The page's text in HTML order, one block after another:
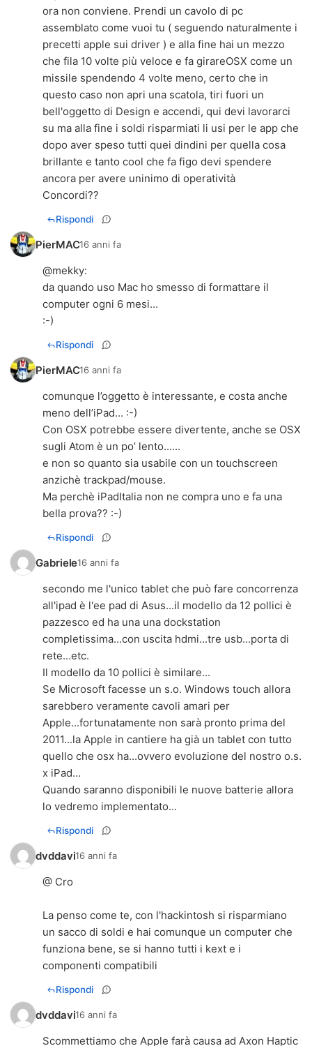
ora non conviene. Prendi un cavolo di pc
assemblato come vuoi tu ( seguendo naturalmente i
precetti apple sui driver ) e alla fine hai un mezzo
che fila 10 volte più veloce e fa girareOSX come un
missile spendendo 4 volte meno, certo che in
questo caso non apri una scatola, tiri fuori un
bell'oggetto di Design e accendi, qui devi lavorarci
su ma alla fine i soldi risparmiati li usi per le app che
dopo aver speso tutti quei dindini per quella cosa
brillante e tanto cool che fa figo devi spendere
ancora per avere uninimo di operatività
Concordi??
Rispondi
PierMAC16 anni fa
@mekky:
da quando uso Mac ho smesso di formattare il
computer ogni 6 mesi...
:-)
Rispondi
PierMAC16 anni fa
comunque l’oggetto è interessante, e costa anche
meno dell’iPad... :-)
Con OSX potrebbe essere divertente, anche se OSX
sugli Atom è un po’ lento......
e non so quanto sia usabile con un touchscreen
anzichè trackpad/mouse.
Ma perchè iPadItalia non ne compra uno e fa una
bella prova?? :-)
Rispondi
Gabriele16 anni fa
secondo me l'unico tablet che può fare concorrenza
all'ipad è l'ee pad di Asus...il modello da 12 pollici è
pazzesco ed ha una una dockstation
completissima...con uscita hdmi...tre usb...porta di
rete...etc.
Il modello da 10 pollici è similare...
Se Microsoft facesse un s.o. Windows touch allora
sarebbero veramente cavoli amari per
Apple...fortunatamente non sarà pronto prima del
2011...la Apple in cantiere ha già un tablet con tutto
quello che osx ha...ovvero evoluzione del nostro o.s.
x iPad...
Quando saranno disponibili le nuove batterie allora
lo vedremo implementato...
Rispondi
dvddavi16 anni fa
@ Cro
La penso come te, con l'hackintosh si risparmiano
un sacco di soldi e hai comunque un computer che
funziona bene, se si hanno tutti i kext e i
componenti compatibili
Rispondi
dvddavi16 anni fa
Scommettiamo che Apple farà causa ad Axon Haptic